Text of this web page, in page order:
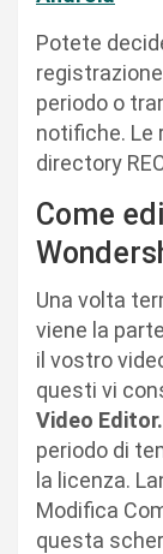
Potete
periodo o
notifiche. Le
directory
Come
Una volta
viene la
il vostro
questi vi
Video Editor.
periodo di
la licenza.
Modifica
questa